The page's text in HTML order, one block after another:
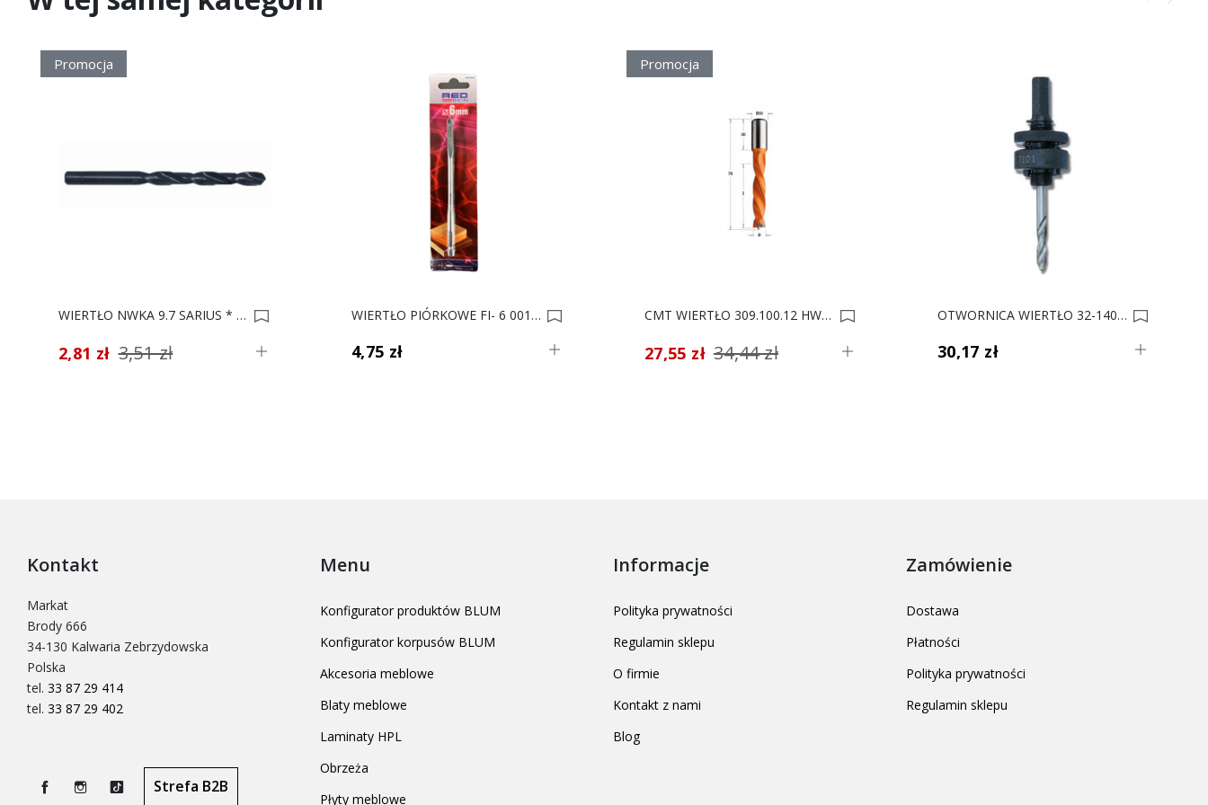
Promocja
WIERTŁO NWKA 9.7 SARIUS * 0006495
2,81 zł 3,51 zł
WIERTŁO PIÓRKOWE FI- 6 0014688
4,75 zł
Promocja
CMT WIERTŁO 309.100.12 HW D10 I43 L70 L 0007582
27,55 zł 34,44 zł
OTWORNICA WIERTŁO 32-140MM PROLINE 0007000
30,17 zł
Kontakt
Markat
Brody 666
34-130 Kalwaria Zebrzydowska
Polska
tel. 33 87 29 414
tel. 33 87 29 402
Strefa B2B
Menu
Konfigurator produktów BLUM
Konfigurator korpusów BLUM
Akcesoria meblowe
Blaty meblowe
Laminaty HPL
Obrzeża
Płyty meblowe
Informacje
Polityka prywatności
Regulamin sklepu
O firmie
Kontakt z nami
Blog
Zamówienie
Dostawa
Płatności
Polityka prywatności
Regulamin sklepu